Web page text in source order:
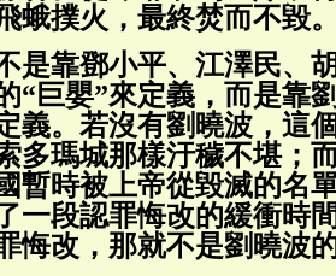
蛾撲火，最終焚而不毀
是靠鄧小平、江澤民、
“巨嬰”來定義，而是靠
義。若沒有劉曉波，這
多瑪城那樣汙穢不堪；
暫時被上帝從毀滅的名
一段認罪悔改的緩衝
悔改，那就不是劉曉波